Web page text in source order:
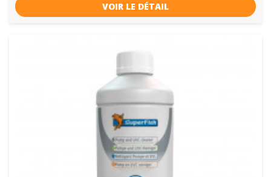
VOIR LE DÉTAIL